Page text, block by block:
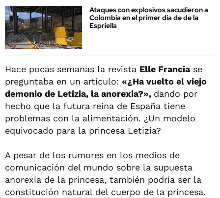
Ataques con explosivos sacudieron a
Colombia en el primer día de de la
Espriella
Hace pocas semanas la revista Elle Franciase
preguntaba en un artículo: «¿Ha vuelto el viejo
demonio de Letizia, la anorexia?», dando por
hecho que la futura reina de España tiene
problemas con la alimentación. ¿Un modelo
equivocado para la princesa Letizia?
A pesar de los rumores en los medios de
comunicación del mundo sobre la supuesta
anorexia de la princesa, también podría ser la
constitución natural del cuerpo de la princesa.